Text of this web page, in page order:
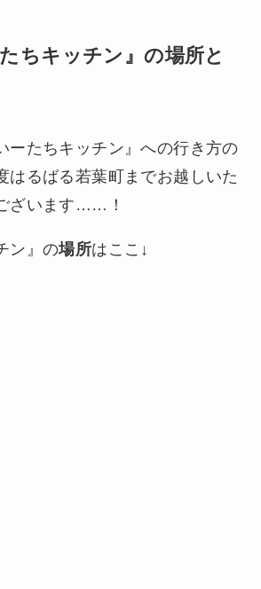
ちキッチン』の場所と
ーたちキッチン』への行き方の
はるばる若葉町までお越しいた
ざいます……！
ン』の場所はここ↓